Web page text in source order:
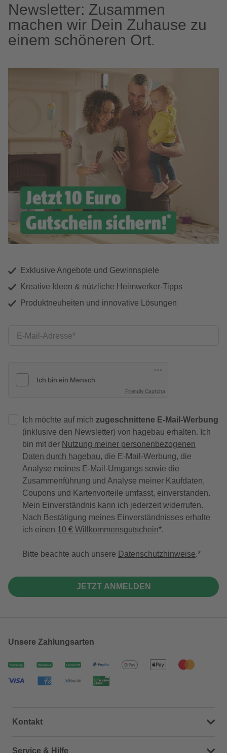
Newsletter: Zusammen
machen wir Dein Zuhause zu
einem schöneren Ort.
Exklusive Angebote und Gewinnspiele
Kreative Ideen & nützliche Heimwerker-Tipps
Produktneuheiten und innovative Lösungen
E-Mail-Adresse
Friendly Captcha
Ich möchte auf mich zugeschnittene E-Mail-Werbung
(inklusive den Newsletter) von hagebau erhalten. Ich
bin mit der Nutzung meiner personenbezogenen
Daten durch hagebau, die E-Mail-Werbung, die
Analyse meines E-Mail-Umgangs sowie die
Zusammenführung und Analyse meiner Kaufdaten,
Coupons und Kartenvorteile umfasst, einverstanden.
Mein Einverständnis kann ich jederzeit widerrufen.
Nach Bestätigung meines Einverständnisses erhalte
ich einen 10 € Willkommensgutschein*.
Bitte beachte auch unsere Datenschutzhinweise.
JETZT ANMELDEN
Unsere Zahlungsarten
Kontakt
Dein Kontakt zu uns
Service & Hilfe